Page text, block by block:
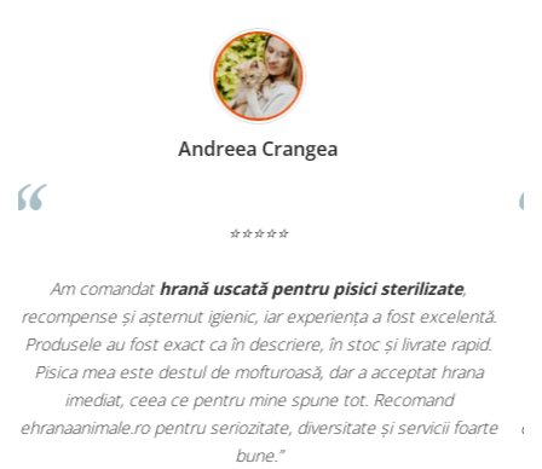
Madalina Stancea
⭐⭐⭐⭐⭐
Apreciez foarte mult faptul că peehranaanimale.rogăsesc nu
doar hrană, ci și produse dinfarmacia veterinară:
antiparazitare, suplimente și soluții de îngrijire. Este foarte
comod să pot comanda tot ce am nevoie pentru animalul meu
dintr-un singur loc. Livrarea a fost rapidă, iar produsele au fost
originale și în termen. Magazin serios, bine organizat și foarte util
pentru orice stăpân de animale.